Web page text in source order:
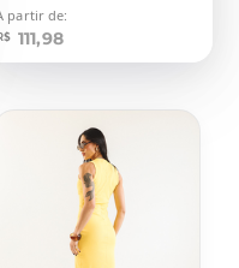
partir de:
R$ 111,98